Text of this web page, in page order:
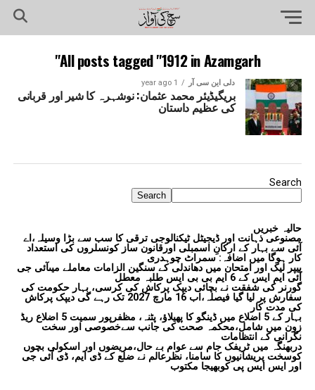
All posts tagged "1912 in Azamgarh"
دلی این سی آر 1 year ago
بریگیڈیئر محمد عثمان: نوشہرہ کا شیر اور قربانی
کی عظیم داستان
Search
Search
حالیہ خبریں
مصنوعی ذہانت اور ڈیجیٹل ٹیکنالوجی ترقی کا سب سے بڑا وسیلہ،اے
آئی سے بہار کے ارکانِ اسمبلی اورقانون ساز کونسلروں کی استعداد
کار ہوگا میں اضافہ: سمراٹ چوہدری
پیپر لیک اور امتحان میں دھاندلی کے سنگین الزامات معاملے میںآئی جی
آئی ایم ایس کے 6 ایم بی بی ایس طلبہ معطل
گورنر کی شفقت نے بچائی دیپک پرکاش کی کرسی، بہار حکومت کی
سفارش پر لیا گیا فیصلہ،اب 16 مارچ 2027 تک رہے گی دیپک پرکاش
کی مدت کار
بہار کے 5 اضلاع میں ڈینگو کا پھیلاؤ، پٹنہ، مظفرپور سمیت 5 اضلاع ریڈ
زون میں شامل،محکمہ صحت کی جانب سےخصوصی اور سخت
نگرانی کے انتظامات
دربھنگہ میں ٹریفک جام سے عوام بے حال،مریضوں اور اسکولی بچوں
کوسخت پریشانیوں کا سامنا، نظرعالم نے ضلع کے ڈی ایم، ڈی آئی جی
اور ایس ایس پی کوبھیجا مکتوب